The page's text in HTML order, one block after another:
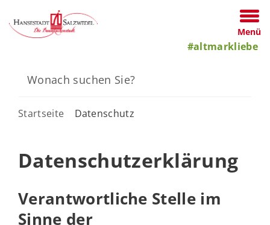
Menü
#altmarkliebe
Startseite Datenschutz
Datenschutzerklärung
Verantwortliche Stelle im
Sinne der